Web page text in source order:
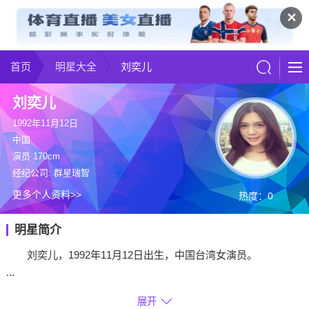
✕
首页 明星大全 刘奕儿
热度：0
刘奕儿
1992年11月12日
中国
演员 170cm
经纪公司: 群星瑞智
更多个人资料>>
明星简介
刘奕儿，1992年11月12日出生，中国台湾女演员。
...
展开